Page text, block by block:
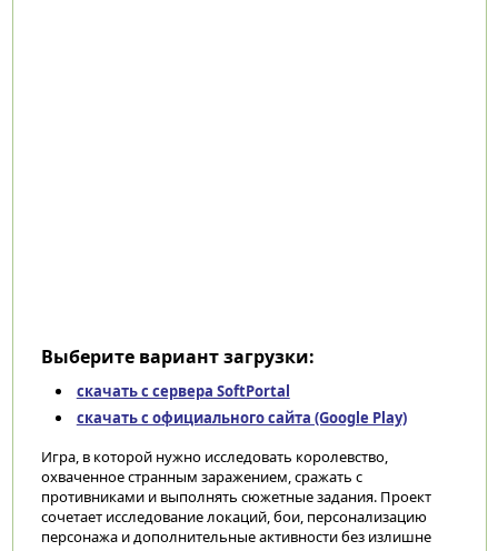
Выберите вариант загрузки:
скачать с сервера SoftPortal
скачать с официального сайта (Google Play)
Игра, в которой нужно исследовать королевство,
охваченное странным заражением, сражать с
противниками и выполнять сюжетные задания. Проект
сочетает исследование локаций, бои, персонализацию
персонажа и дополнительные активности без излишне